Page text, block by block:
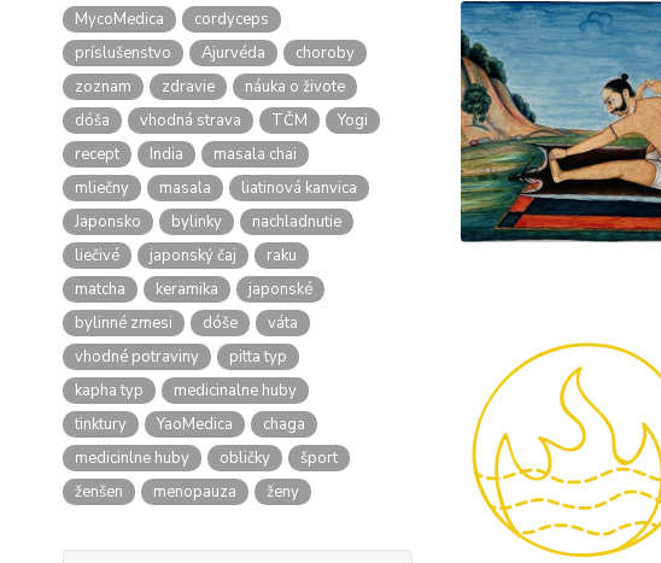
MycoMedica
cordyceps
príslušenstvo
Ajurvéda
choroby
zoznam
zdravie
náuka o živote
dóša
vhodná strava TČM
Yogi
recept
India
masala chai
mliečny
masala
liatinová kanvica
Japonsko
bylinky
nachladnutie
liečivé
japonský čaj
raku
matcha
keramika
japonské
bylinné zmesi
dóše
váta
vhodné potraviny
pitta typ
kapha typ
medicinalne huby
tinktury
YaoMedica
chaga
medicinlne huby
obličky
šport
ženšen
menopauza ženy